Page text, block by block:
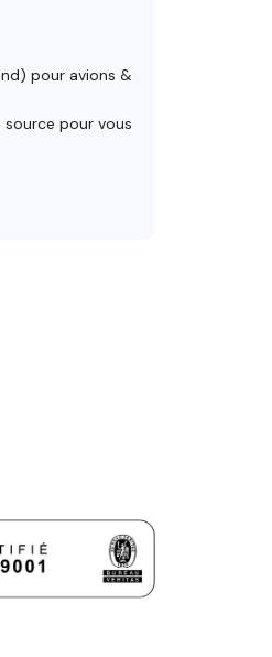
pour avions &
pour vous